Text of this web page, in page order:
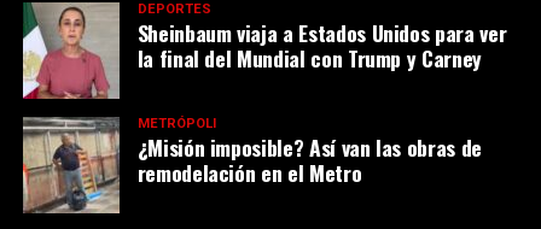
DEPORTES
Sheinbaum viaja a Estados Unidos para ver
la final del Mundial con Trump y Carney
METRÓPOLI
¿Misión imposible? Así van las obras de
remodelación en el Metro